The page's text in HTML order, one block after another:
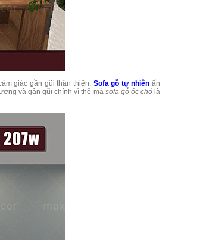
giác gần gũi thân thiện. Sofa gỗ tự nhiên ấn
và gần gũi chính vì thế mà sofa gỗ óc chólà